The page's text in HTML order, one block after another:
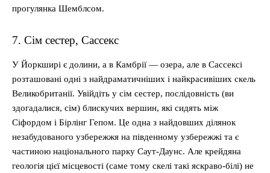
прогулянка Шемблсом.
7. Сім сестер, Сассекс
У Йоркширі є долини, а в Камбрії — озера, але в Сассексі
розташовані одні з найдраматичніших і найкрасивіших скель
Великобританії. Увійдіть у сім сестер, послідовність (ви
здогадалися, сім) блискучих вершин, які сидять між
Сіфордом і Бірлінг Гепом. Це одна з найдовших ділянок
незабудованого узбережжя на південному узбережжі та є
частиною національного парку Саут-Даунс. Але крейдяна
геологія цієї місцевості (саме тому скелі такі яскраво-білі) не